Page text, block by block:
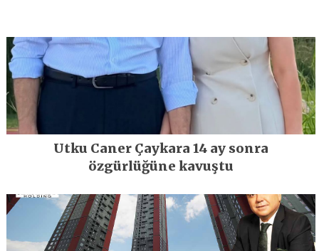
Utku Caner Çaykara 14 ay sonra
özgürlüğüne kavuştu